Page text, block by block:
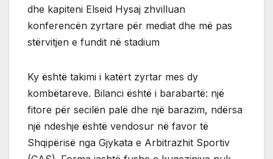
dhe kapiteni Elseid Hysaj zhvilluan
konferencën zyrtare për mediat dhe më pas
stërvitjen e fundit në stadium
Ky është takimi i katërt zyrtar mes dy
kombëtareve. Bilanci është i barabartë: një
fitore për secilën palë dhe një barazim, ndërsa
një ndeshje është vendosur në favor të
Shqipërisë nga Gjykata e Arbitrazhit Sportiv